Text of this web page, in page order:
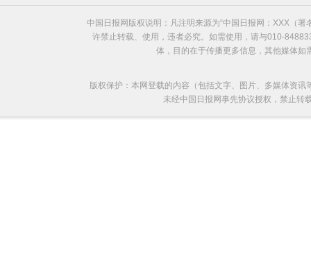
中国日报网版权说明：凡注明来源为“中国日报网：XXX（
许禁止转载、使用，违者必究。如需使用，请与010-
体，目的在于传播更多信息，其他媒体
版权保护：本网登载的内容（包括文字、图片、多媒体资
未经中国日报网事先协议授权，禁止转